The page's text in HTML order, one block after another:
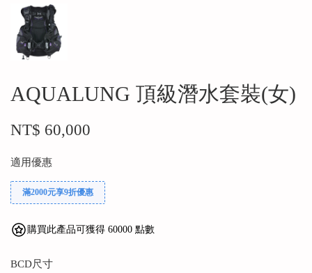
AQUALUNG 頂級潛水套裝(女)
NT$ 60,000
適用優惠
滿2000元享9折優惠
購買此產品可獲得 60000 點數
BCD尺寸